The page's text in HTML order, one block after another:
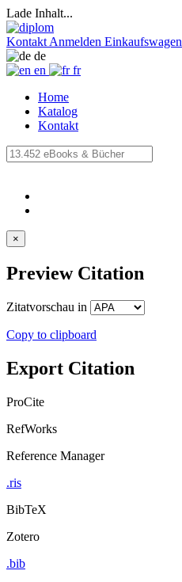
Lade Inhalt...
Kontakt Anmelden Einkaufswagen
de
en
fr
Home
Katalog
Kontakt
×
Preview Citation
Zitatvorschau in
Copy to clipboard
Export Citation
ProCite
RefWorks
Reference Manager
.ris
BibTeX
Zotero
.bib